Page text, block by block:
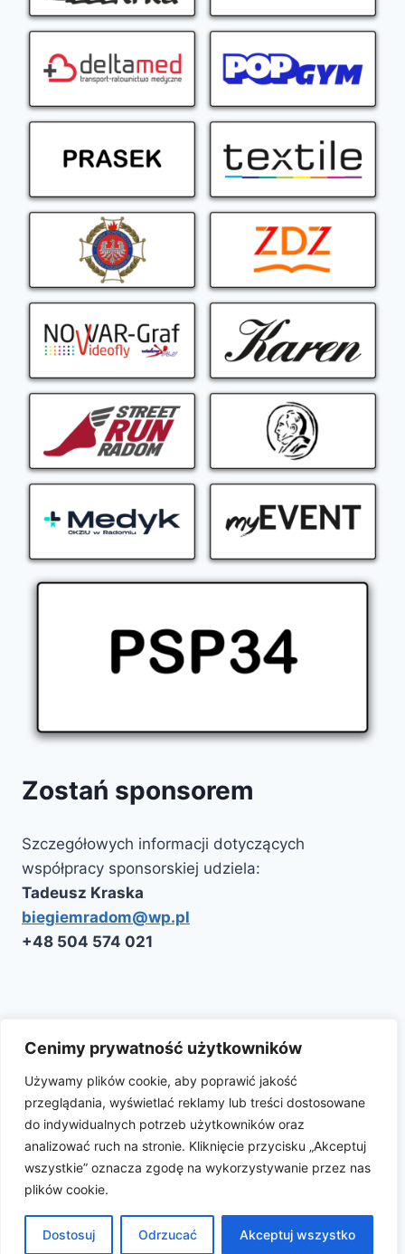
Cenimy prywatność użytkowników
Używamy plików cookie, aby poprawić jakość
przeglądania, wyświetlać reklamy lub treści dostosowane
do indywidualnych potrzeb użytkowników oraz
analizować ruch na stronie. Kliknięcie przycisku „Akceptuj
wszystkie” oznacza zgodę na wykorzystywanie przez nas
plików cookie.
Dostosuj Odrzucać Akceptuj wszystko
Zostań sponsorem
Szczegółowych informacji dotyczących
współpracy sponsorskiej udziela:
Tadeusz Kraska
biegiemradom@wp.pl
‭+48 504 574 021‬
Facebook
© 2026 Półmaraton Radomskiego Czerwca '76